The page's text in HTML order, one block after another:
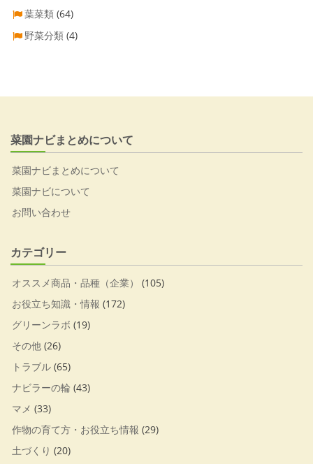
葉菜類 (64)
野菜分類 (4)
菜園ナビまとめについて
菜園ナビまとめについて
菜園ナビについて
お問い合わせ
カテゴリー
オススメ商品・品種（企業）
(105)
お役立ち知識・情報 (172)
グリーンラボ (19)
その他 (26)
トラブル (65)
ナビラーの輪 (43)
マメ (33)
作物の育て方・お役立ち情報 (29)
土づくり (20)